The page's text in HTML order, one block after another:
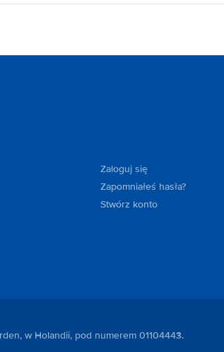
Zaloguj się
Zapomniałeś hasła?
Stwórz konto
w Holandii, pod numerem 01104443.